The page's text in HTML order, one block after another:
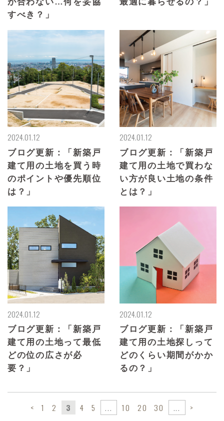
すべき？」
2024.01.12
ブログ更新：「新築戸
建て用の土地を買う時
のポイントや優先順位
は？」
2024.01.12
ブログ更新：「新築戸
建て用の土地で買わな
い方が良い土地の条件
とは？」
2024.01.12
ブログ更新：「新築戸
建て用の土地って最低
どの位の広さが必
要？」
2024.01.12
ブログ更新：「新築戸
建て用の土地探しって
どのくらい期間がかか
るの？」
< 1 2 3 4 5 ... 10 20 30 ... >